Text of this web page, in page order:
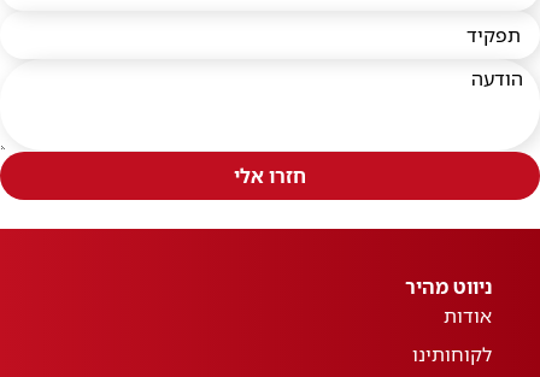
חזרו אלי
ניווט מהיר
אודות
לקוחותינו